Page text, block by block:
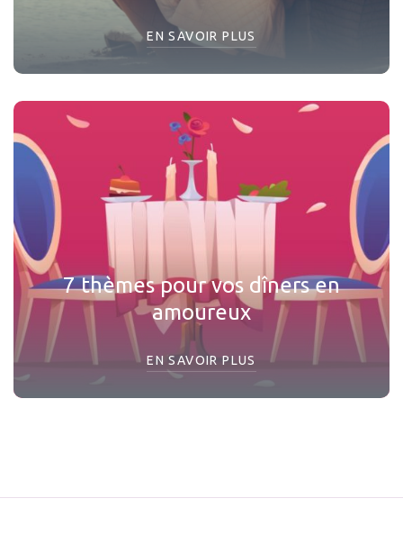
EN SAVOIR PLUS
7 thèmes pour vos dîners en
amoureux
EN SAVOIR PLUS